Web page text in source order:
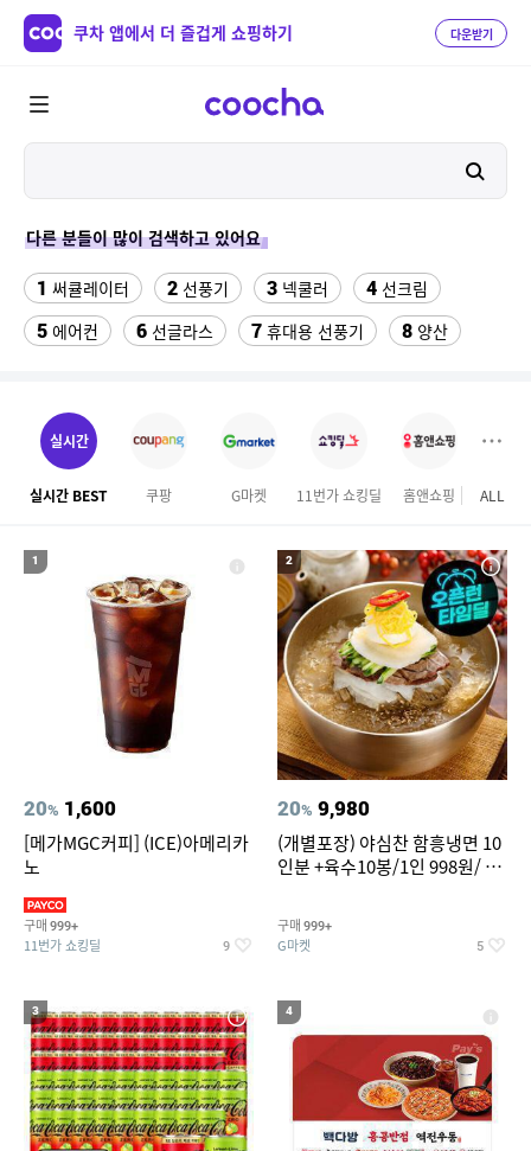
쿠차 앱에서 더 즐겁게 쇼핑하기 다운받기
다른 분들이 많이 검색하고 있어요
1 써큘레이터 2 선풍기 3 넥쿨러 4 선크림
5 에어컨 6 선글라스 7 휴대용 선풍기 8 양산
12 팔찌부자재
14 롯데월드 자유이용권
17 엘칸토 18 19 슬리퍼 ALL
실시간
실시간 BEST 쿠팡 G마켓 11번가 쇼킹딜 홈앤쇼핑 GS
1
20% 1,600
[메가MGC커피] (ICE)아메리카
노
구매 999+
11번가 쇼킹딜 9
2
20% 9,980
(개별포장) 야심찬 함흥냉면 10
인분 +육수10봉/1인 998원/ 머
구매 999+
G마켓 5
3 4